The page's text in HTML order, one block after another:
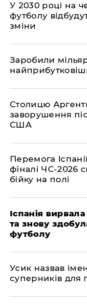
У 2030 році на
футболу
зміни
​Заробили
Столицю
заворушення
США
Перемога
фіналі ЧС-2026
бійку на полі
Іспанія
та знову
футболу
​Усик назвав
суперників